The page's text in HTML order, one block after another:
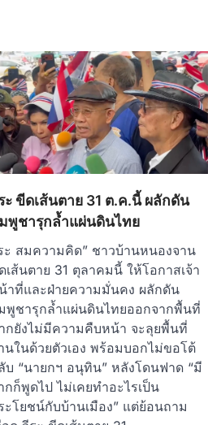
ะ ขีดเส้นตาย 31 ต.ค.นี้ ผลักดัน
พูชารุกล้ำแผ่นดินไทย
ะ สมความคิด” ชาวบ้านหนองจาน
เส้นตาย 31 ตุลาคมนี้ ให้โอกาสเจ้า
าที่และฝ่ายความมั่นคง ผลักดัน
พูชารุกล้ำแผ่นดินไทยออกจากพื้นที่
กยังไม่มีความคืบหน้า จะลุยพื้นที่
นในด้วยตัวเอง พร้อมบอกไม่ขอโต้
บ “นายกฯ อนุทิน” หลังโดนฟาด “มี
กก็พูดไป ไม่เคยทำอะไรเป็น
ะโยชน์กับบ้านเมือง” แต่ย้อนถาม